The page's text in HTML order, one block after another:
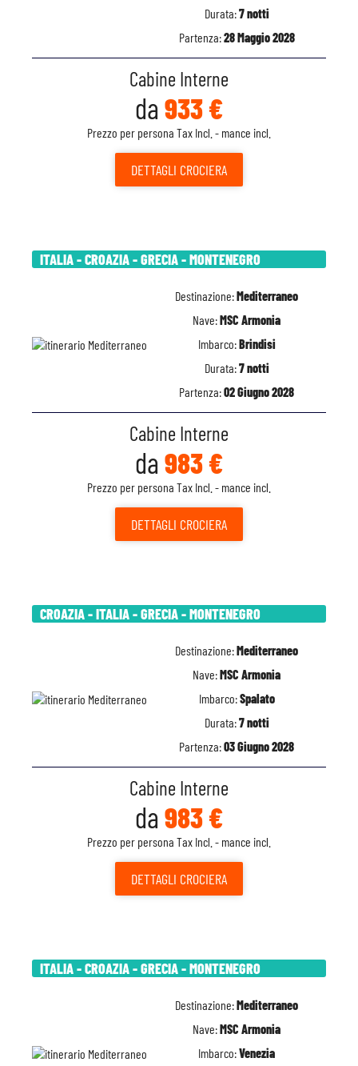
Durata:7 notti
Partenza:28 Maggio 2028
Cabine Interne
da 933 €
Prezzo per persona Tax Incl. - mance incl.
DETTAGLI CROCIERA
ITALIA - CROAZIA - GRECIA - MONTENEGRO
Destinazione:Mediterraneo
Nave:MSC Armonia
Imbarco:Brindisi
Durata:7 notti
Partenza:02 Giugno 2028
Cabine Interne
da 983 €
Prezzo per persona Tax Incl. - mance incl.
DETTAGLI CROCIERA
CROAZIA - ITALIA - GRECIA - MONTENEGRO
Destinazione:Mediterraneo
Nave:MSC Armonia
Imbarco:Spalato
Durata:7 notti
Partenza:03 Giugno 2028
Cabine Interne
da 983 €
Prezzo per persona Tax Incl. - mance incl.
DETTAGLI CROCIERA
ITALIA - CROAZIA - GRECIA - MONTENEGRO
Destinazione:Mediterraneo
Nave:MSC Armonia
Imbarco:Venezia